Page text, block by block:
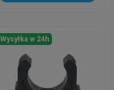
Wysyłka w 24h